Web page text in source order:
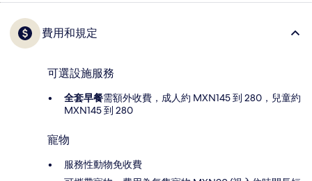
費用和規定
可選設施服務
全套早餐需額外收費，成人約 MXN145 到 280，兒童約
MXN145 到 280
寵物
服務性動物免收費